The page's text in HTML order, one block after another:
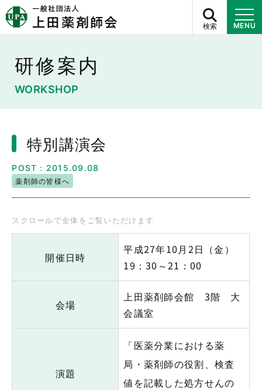
検索 MENU
研修案内
WORKSHOP
特別講演会
POST：2015.09.08
薬剤師の皆様へ
開催日時
平成27年10月2日（金）
19：30～21：00
会場
上田薬剤師会館 3階 大
会議室
演題
「医薬分業における薬
局・薬剤師の役割、検査
値を記載した処方せんの